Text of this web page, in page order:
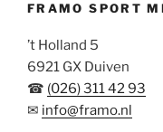
FRAMO SPORT
’t Holland 5
6921 GX Duiven
☎ (026) 311 42 93
✉ info@framo.nl